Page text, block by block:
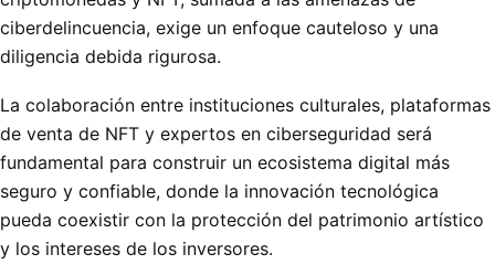
ciberdelincuencia, exige un enfoque cauteloso y una
diligencia debida rigurosa.
La colaboración entre instituciones culturales, plataformas
de venta de NFT y expertos en ciberseguridad será
fundamental para construir un ecosistema digital más
seguro y confiable, donde la innovación tecnológica
pueda coexistir con la protección del patrimonio artístico
y los intereses de los inversores.